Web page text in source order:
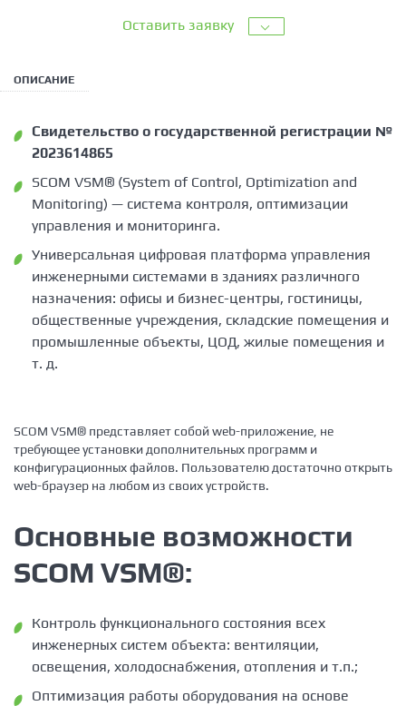
Оставить заявку
ОПИСАНИЕ
Cвидетельство о государственной регистрации №
2023614865
SCOM VSM® (System of Control, Optimization and
Monitoring) — система контроля, оптимизации
управления и мониторинга.
Универсальная цифровая платформа управления
инженерными системами в зданиях различного
назначения: офисы и бизнес-центры, гостиницы,
общественные учреждения, складские помещения и
промышленные объекты, ЦОД, жилые помещения и
т. д.
SCOM VSM® представляет собой web-приложение, не
требующее установки дополнительных программ и
конфигурационных файлов. Пользователю достаточно открыть
web-браузер на любом из своих устройств.
Основные возможности
SCOM VSM®:
Контроль функционального состояния всех
инженерных систем объекта: вентиляции,
освещения, холодоснабжения, отопления и т.п.;
Оптимизация работы оборудования на основе